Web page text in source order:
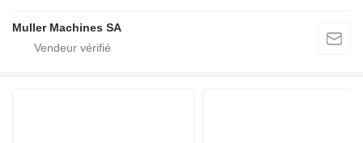
Muller Machines SA